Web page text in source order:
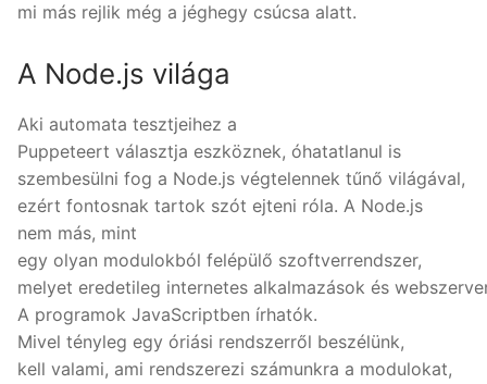
mi más rejlik még a jéghegy csúcsa alatt.
A Node.js világa
Aki automata tesztjeihez a
Puppeteert választja eszköznek, óhatatlanul is
szembesülni fog a Node.js végtelennek tűnő világával,
ezért fontosnak tartok szót ejteni róla. A Node.js
nem más, mint
egy olyan modulokból felépülő szoftverrendszer,
melyet eredetileg internetes alkalmazások és
A programok JavaScriptben írhatók.
Mivel tényleg egy óriási rendszerről beszélünk,
kell valami, ami rendszerezi számunkra a modulokat,